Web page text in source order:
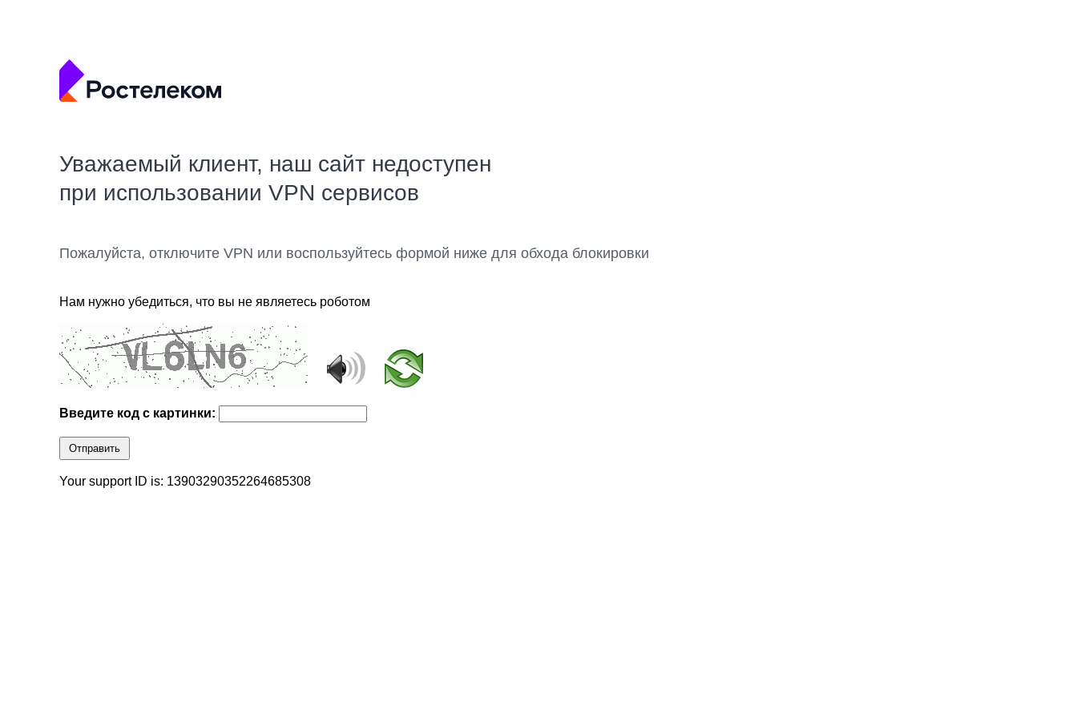
Уважаемый клиент, наш сайт недоступен
при использовании VPN сервисов
Пожалуйста, отключите VPN или воспользуйтесь формой ниже для обхода блокировки
Нам нужно убедиться, что вы не являетесь роботом
Введите код с картинки:
Отправить
Your support ID is: 13903290352264685308